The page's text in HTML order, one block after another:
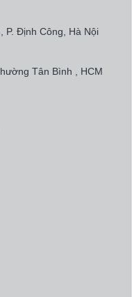
P. Định Công, Hà Nội
Tân Bình , HCM